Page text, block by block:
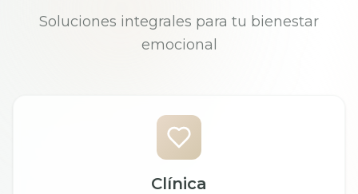
Soluciones integrales para tu bienestar
emocional
Clínica